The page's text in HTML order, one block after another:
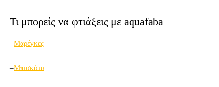
Τι μπορείς να φτιάξεις με aquafaba
–Μαρέγκες
–Μπισκότα